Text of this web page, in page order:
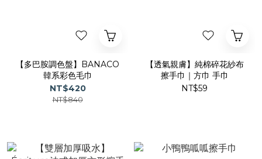
【多巴胺調色盤】BANACO
韓系彩色毛巾
NT$420
NT$840
【透氣親膚】純棉碎花紗布
擦手巾｜方巾 手巾
NT$59